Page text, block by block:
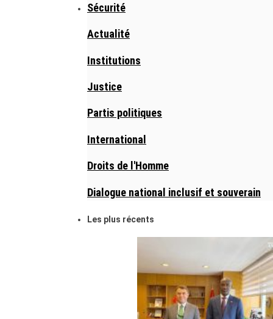
Sécurité
Actualité
Institutions
Justice
Partis politiques
International
Droits de l'Homme
Dialogue national inclusif et souverain
Les plus récents